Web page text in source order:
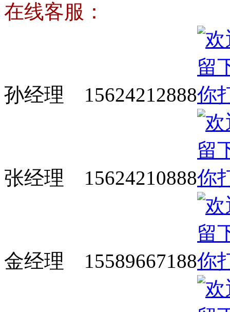
在线客服：
孙经理 15624212888
张经理 15624210888
金经理 15589667188